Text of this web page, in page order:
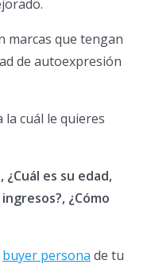
marcas que tengan
de autoexpresión
cuál le quieres
¿Cuál es su edad,
¿Cómo
buyer persona de tu